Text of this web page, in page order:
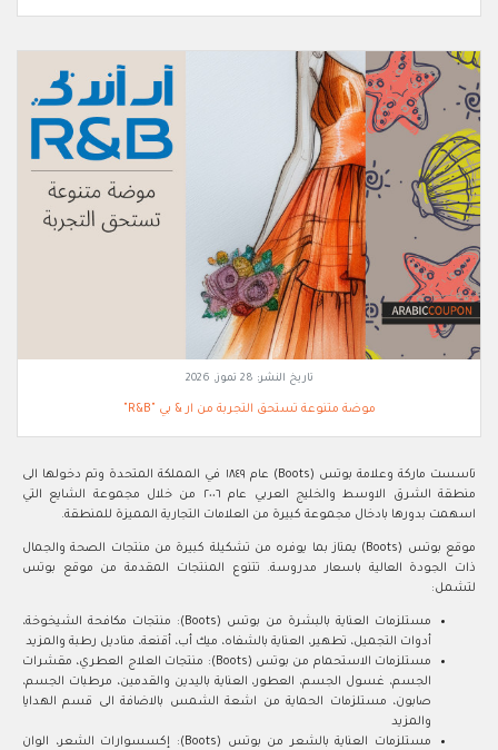
تاريخ النشر: 28 تموز, 2026
موضة متنوعة تستحق التجربة من ار & بي "R&B"
تاسست ماركة وعلامة بوتس (Boots) عام ١٨٤٩ في المملكة المتحدة وتم دخولها الى
منطقة الشرق الاوسط والخليج العربي عام ٢٠٠٦ من خلال مجموعة الشايع التي
اسهمت بدورها بادخال مجموعة كبيرة من العلامات التجارية المميزة للمنطقة.
موقع بوتس (Boots) يمتاز بما يوفره من تشكيلة كبيرة من منتجات الصحة والجمال
ذات الجودة العالية باسعار مدروسة. تتنوع المنتجات المقدمة من موقع بوتس
لتشمل:
مستلزمات العناية بالبشرة من بوتس (Boots): منتجات مكافحة الشيخوخة،
أدوات التجميل، تطهير، العناية بالشفاه، ميك أب، أقنعة، مناديل رطبة والمزيد
مستلزمات الاستحمام من بوتس (Boots): منتجات العلاج العطري، مقشرات
الجسم، غسول الجسم، العطور، العناية باليدين والقدمين، مرطبات الجسم،
صابون، مستلزمات الحماية من اشعة الشمس بالاضافة الى قسم الهدايا
والمزيد
مستلزمات العناية بالشعر من بوتس (Boots): إكسسوارات الشعر، الوان